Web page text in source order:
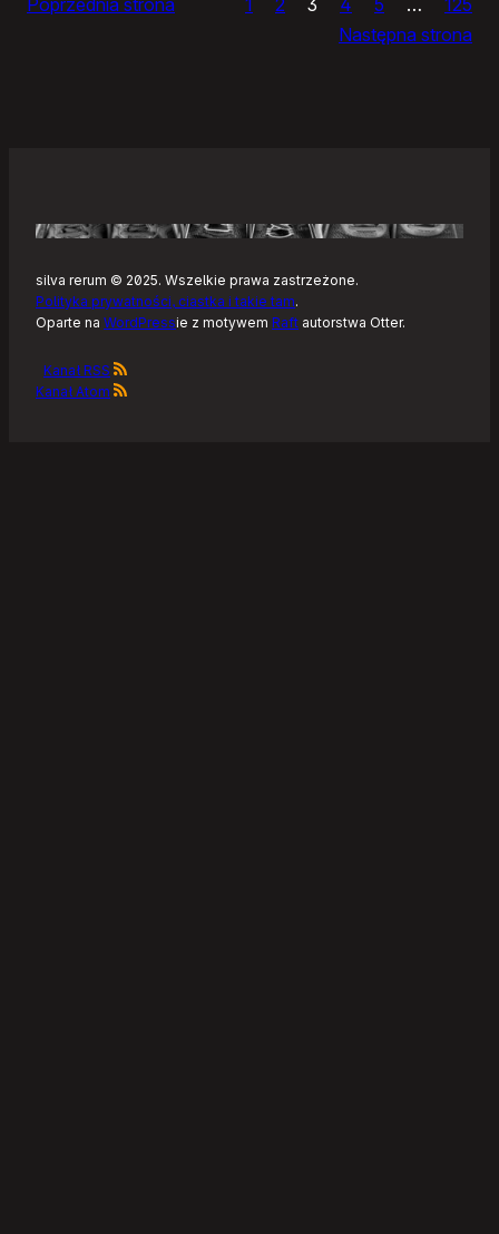
Następna strona
silva rerum © 2025. Wszelkie prawa zastrzeżone.
Polityka prywatności, ciastka i takie tam.
Oparte na WordPressie z motywem Raft autorstwa Otter.
Kanał RSS
Kanał Atom